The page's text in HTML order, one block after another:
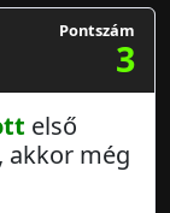
Pontszám
3
első
akkor még